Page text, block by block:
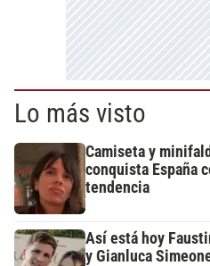
Lo más visto
Camiseta y
conquista España
tendencia
Así está hoy
y Gianluca